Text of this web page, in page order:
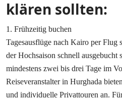
klären sollten:
1. Frühzeitig buchen
Tagesausflüge nach Kairo per Flug
der Hochsaison schnell ausgebucht
mindestens zwei bis drei Tage im
Reiseveranstalter in Hurghada
und individuelle Privattouren an.